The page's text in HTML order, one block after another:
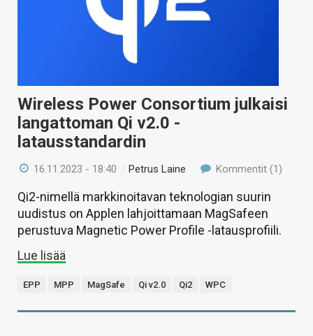
HAKU
Wireless Power Consortium julkaisi
langattoman Qi v2.0 -
latausstandardin
16.11.2023 - 18:40 /Petrus Laine Kommentit (1)
Qi2-nimellä markkinoitavan teknologian suurin
uudistus on Applen lahjoittamaan MagSafeen
perustuva Magnetic Power Profile -latausprofiili.
Lue lisää
EPP MPP MagSafe Qi v2.0 Qi2 WPC